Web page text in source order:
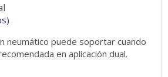
neumático puede soportar cuando
en aplicación dual.